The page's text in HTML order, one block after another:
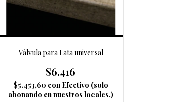
Válvula para Lata universal
$6.416
$5.453,60 con Efectivo (solo
abonando en nuestros locales.)